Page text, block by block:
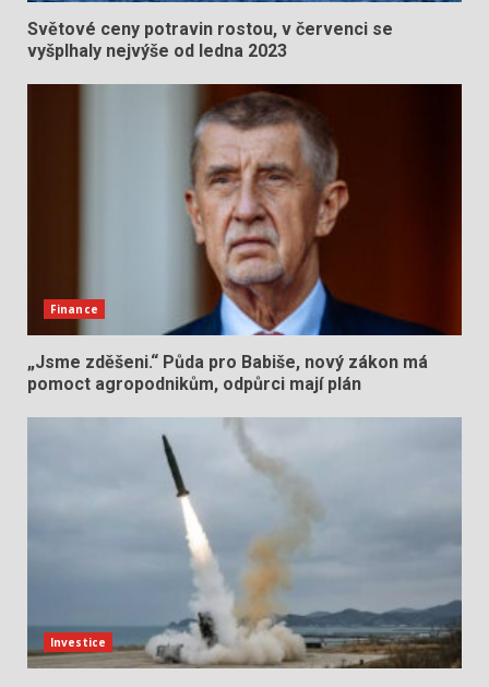
Světové ceny potravin rostou, v červenci se
vyšplhaly nejvýše od ledna 2023
Finance
„Jsme zděšeni.“ Půda pro Babiše, nový zákon má
pomoct agropodnikům, odpůrci mají plán
Investice